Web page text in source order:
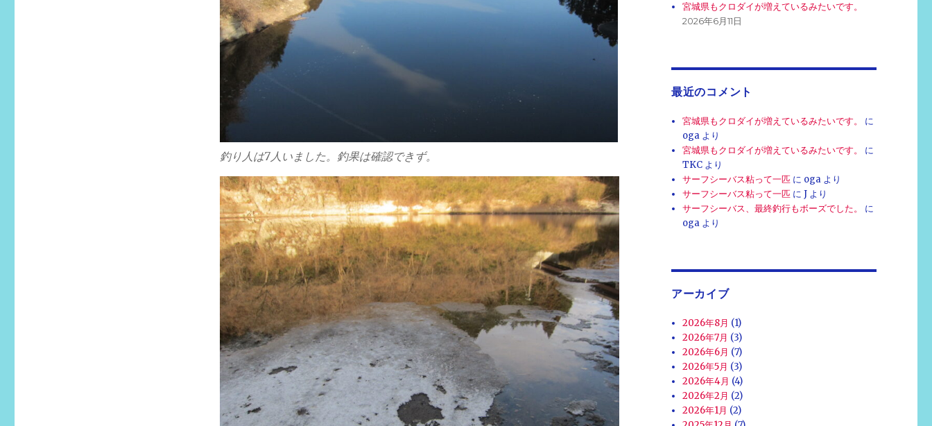
釣り人は7人いました。釣果は確認できず。
宮城県もクロダイが増えているみたいです。
2026年6月11日
最近のコメント
宮城県もクロダイが増えているみたいです。
に
oga より
宮城県もクロダイが増えているみたいです。
に
TKC より
サーフシーバス粘って一匹 に oga より
サーフシーバス粘って一匹 にJ より
サーフシーバス、最終釣行もボーズでした。
に
oga より
アーカイブ
2026年8月 (1)
2026年7月 (3)
2026年6月 (7)
2026年5月 (3)
2026年4月 (4)
2026年2月 (2)
2026年1月 (2)